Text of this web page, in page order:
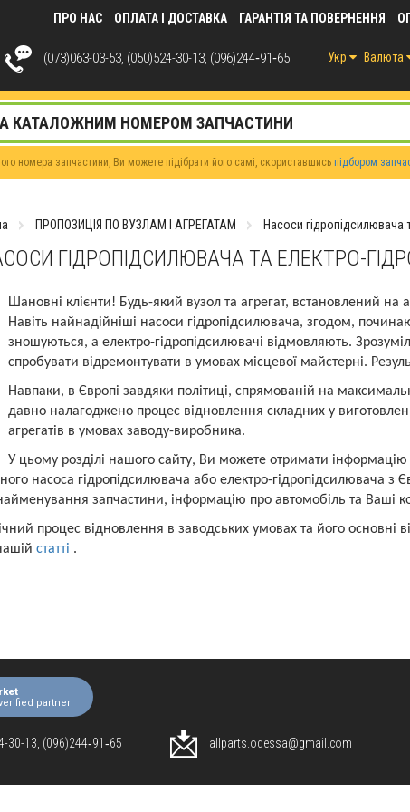
ПРО НАС ОПЛАТА І ДОСТАВКА ГАРАНТІЯ ТА ПОВЕРНЕННЯ
Укр Валюта
(073)063-03-53, (050)524-30-13, (096)244‑91‑65
номера запчастини, Ви можете підібрати його самі, скориставшись підбором
ПРОПОЗИЦІЯ ПО ВУЗЛАМ І АГРЕГАТАМ Насоси гідропідсилювача
ГІДРОПІДСИЛЮВАЧА ТА ЕЛЕКТРО-
Шановні клієнти! Будь-який вузол та агрегат, встановлений
Навіть найнадійніші насоси гідропідсилювача, згодом,
зношуються, а електро-гідропідсилювачі відмовляють.
спробувати відремонтувати в умовах місцевої майстерні.
Навпаки, в Європі завдяки політиці, спрямованій на
давно налагоджено процес відновлення складних у
агрегатів в умовах заводу-виробника.
У цьому розділі нашого сайту, Ви можете отримати інформацію
насоса гідропідсилювача або електро-гідропідсилювача
запчастини, інформацію про автомобіль та Ваші
процес відновлення в заводських умовах та його основні
статті .
partner
30-13, (096)244‑91‑65 allparts.odessa@gmail.com